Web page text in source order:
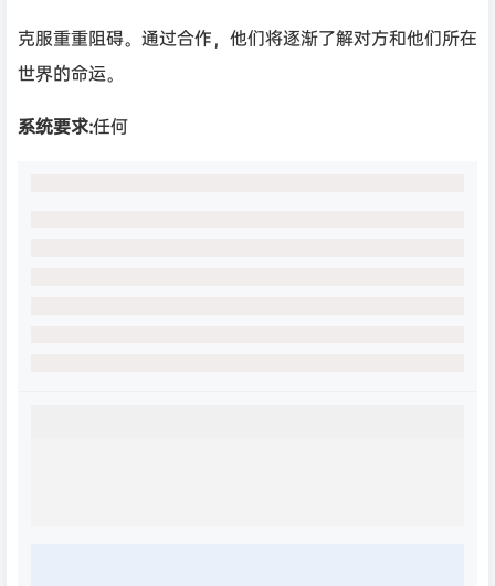
克服重重阻碍。通过合作，他们将逐渐了解对方和他们所在
世界的命运。
系统要求:任何